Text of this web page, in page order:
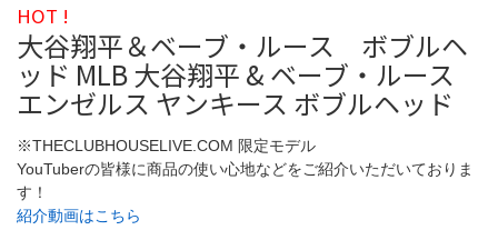
HOT !
大谷翔平＆ベーブ・ルース ボブルヘ
ッド MLB 大谷翔平 & ベーブ・ルース
エンゼルス ヤンキース ボブルヘッド
※THECLUBHOUSELIVE.COM 限定モデル
YouTuberの皆様に商品の使い心地などをご紹介いただいておりま
す！
紹介動画はこちら